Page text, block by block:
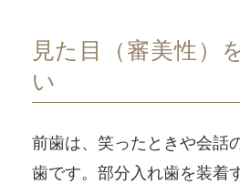
見た目（審美性）
い
前歯は、笑ったときや会話
歯です。部分入れ歯を装着